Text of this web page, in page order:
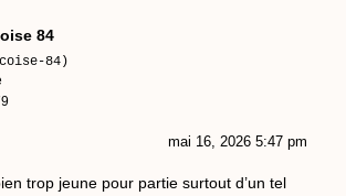
84
84)
mai 16, 2026 5:47 pm
trop jeune pour partie surtout d’un tel